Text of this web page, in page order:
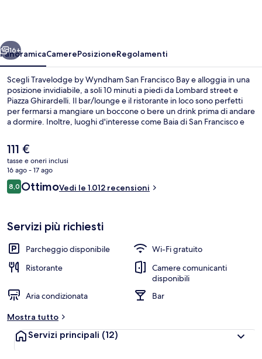
Bay
Avanti
16+
PanoramicaCamerePosizioneRegolamenti
Scegli Travelodge by Wyndham San Francisco Bay e alloggia in una
posizione invidiabile, a soli 10 minuti a piedi da Lombard street e
Piazza Ghirardelli. Il bar/lounge e il ristorante in loco sono perfetti
per fermarsi a mangiare un boccone o bere un drink prima di andare
a dormire. Inoltre, luoghi d'interesse come Baia di San Francisco e
recensioni degli ospiti lodano il personale gentile della struttura. La
struttura è una comoda base per spostarsi con i mezzi pubblici:
Stazione metro di Hyde St & Lombard St si trova a 7 min a piedi e
Stazione metro di Hyde St & Chestnut St a 8.
Il
prezzo
attuale
è
111 €
111 €
tasse e oneri inclusi
16 ago - 17 ago
Recensioni
8,08,0 su 10
OttimoVedi le 1.012 recensioni
Servizi più richiesti
Parcheggio disponibile
Wi-Fi gratuito
Ristorante
Camere comunicanti
disponibili
Aria condizionata
Bar
Mostra tutto
Servizi principali (12)